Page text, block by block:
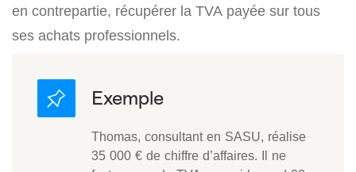
en contrepartie, récupérer la TVA payée sur tous
ses achats professionnels.
Thomas, consultant en SASU, réalise
35 000 € de chiffre d’affaires. Il ne